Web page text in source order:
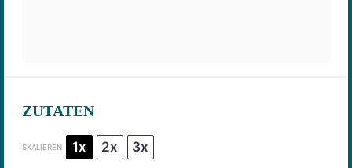
ZUTATEN
SKALIEREN 1x 2x 3x